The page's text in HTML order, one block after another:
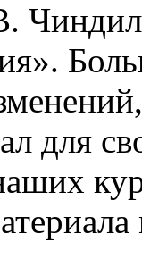
для